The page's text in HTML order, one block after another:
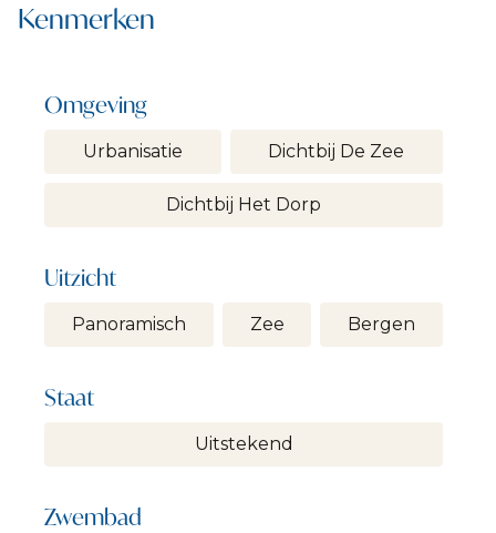
Kenmerken
Omgeving
Urbanisatie Dichtbij De Zee
Dichtbij Het Dorp
Uitzicht
Panoramisch Zee Bergen
Staat
Uitstekend
Zwembad